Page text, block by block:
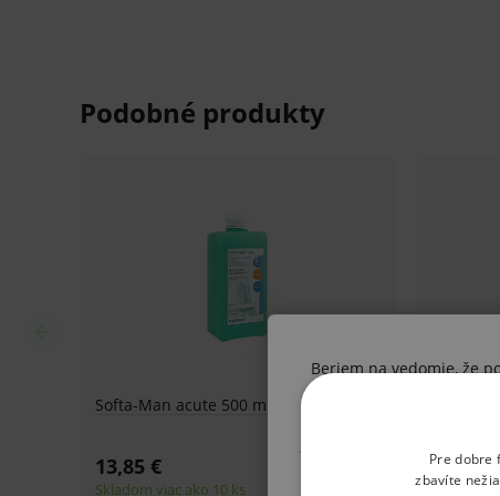
Chirurgická dezinfekcia rúk
baktericídny, levurocídny,
etanol 83,7 g / 100 g (EC 200-578-6)
sa neriedi a aplikuje sa na
dostatočné množstvo prípravku a vtierajte ho do
rukách mokré po stanovenú dobu expozície.
Beriem na vedomie, že
Ak nie ste odborník,
získané informácie boli
postupu vo vzťahu k
Pre dobre
zbavíte